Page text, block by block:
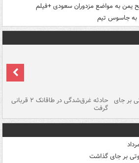
یمن به مواضع مزدوران سعودی +فیلم
به جاسوس تیم
با تیر برق ۲ فوتی بر جای حادثه غرق‌شدگی در طاقانک ۲ قربانی
گرفت